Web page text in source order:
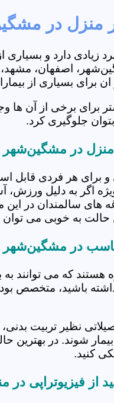
منزل در
زیادی دارد و
اصفهان، مشهد،
برای بسیاری از
برای برخی از آن ها
جلوگیری کرد.
منزل در
و برای هر فردی قابل
اگر به دلیل
های سالمندان در
حالت به خوبی می توان
در مشگین‌شهر
هستند که می توانند
داشته باشید، متخصص
نظیر تربیت
شوند. در بهترین
کنید.
فیزیوتراپی در